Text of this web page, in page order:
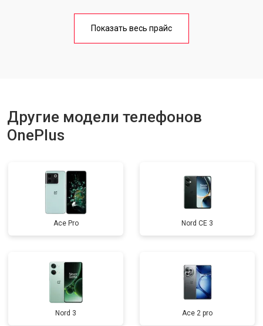
Ремонт цепи питания от 3200 ₽
Показать весь прайс
Другие модели телефонов
OnePlus
Ace Pro Nord CE 3
Nord 3 Ace 2 pro